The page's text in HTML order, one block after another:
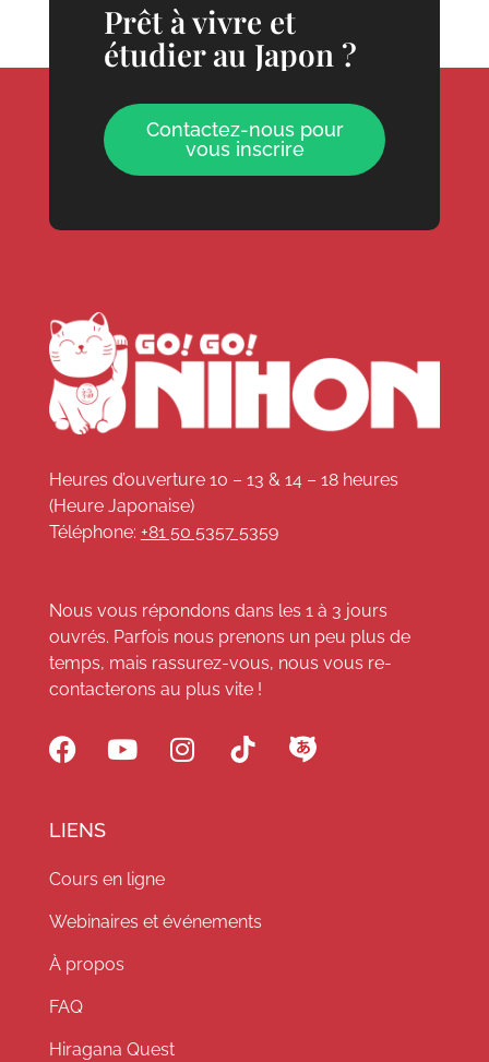
Prêt à vivre et
étudier au Japon ?
Contactez-nous pour
vous inscrire
Heures d’ouverture 10 – 13 & 14 – 18 heures
(Heure Japonaise)
Téléphone: +81 50 5357 5359
Nous vous répondons dans les 1 à 3 jours
ouvrés. Parfois nous prenons un peu plus de
temps, mais rassurez-vous, nous vous re-
contacterons au plus vite !
LIENS
Cours en ligne
Webinaires et événements
À propos
FAQ
Hiragana Quest